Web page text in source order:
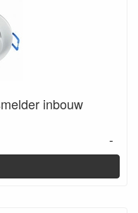
inbouw
-